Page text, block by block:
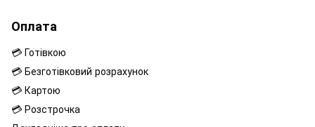
Оплата
💳 Готівкою
💳 Безготівковий розрахунок
💳 Картою
💳 Розстрочка